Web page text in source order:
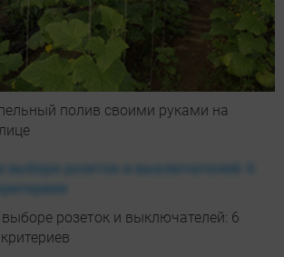
полив своими руками на
розеток и выключателей: 6